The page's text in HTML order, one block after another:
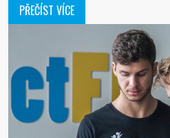
PŘEČÍST VÍCE